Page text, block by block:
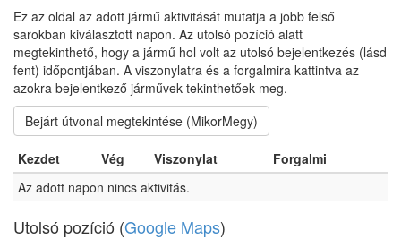
Ez az oldal az adott jármű aktivitását mutatja a jobb felső
sarokban kiválasztott napon. Az utolsó pozíció alatt
megtekinthető, hogy a jármű hol volt az utolsó bejelentkezés (lásd
fent) időpontjában. A viszonylatra és a forgalmira kattintva az
azokra bejelentkező járművek tekinthetőek meg.
Bejárt útvonal megtekintése (MikorMegy)
Kezdet Vég Viszonylat
Forgalmi
Az adott napon nincs aktivitás.
Utolsó pozíció (Google Maps)